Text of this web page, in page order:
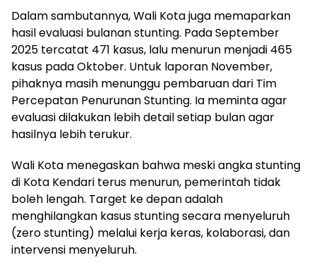
Dalam sambutannya, Wali Kota juga memaparkan
hasil evaluasi bulanan stunting. Pada September
2025 tercatat 471 kasus, lalu menurun menjadi 465
kasus pada Oktober. Untuk laporan November,
pihaknya masih menunggu pembaruan dari Tim
Percepatan Penurunan Stunting. Ia meminta agar
evaluasi dilakukan lebih detail setiap bulan agar
hasilnya lebih terukur.
Wali Kota menegaskan bahwa meski angka stunting
di Kota Kendari terus menurun, pemerintah tidak
boleh lengah. Target ke depan adalah
menghilangkan kasus stunting secara menyeluruh
(zero stunting) melalui kerja keras, kolaborasi, dan
intervensi menyeluruh.